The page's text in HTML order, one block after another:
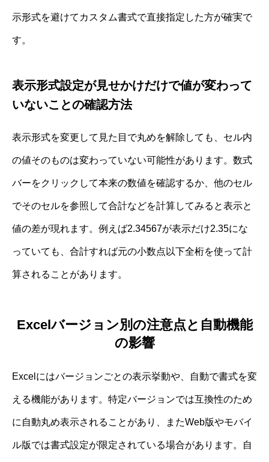
示形式を避けてカスタム書式で直接指定した方が確実で
す。
表示形式設定が見せかけだけで値が変わって
いないことの確認方法
表示形式を変更して見た目で丸めを解除しても、セル内
の値そのものは変わっていない可能性があります。数式
バーをクリックして本来の数値を確認するか、他のセル
でそのセルを参照して合計などを計算してみると表示と
値の差が現れます。例えば2.34567が表示だけ2.35にな
っていても、合計すれば元の小数点以下全桁を使って計
算されることがあります。
Excelバージョン別の注意点と自動機能
の影響
Excelにはバージョンごとの表示挙動や、自動で書式を変
える機能があります。特定バージョンでは互換性のため
に自動丸め表示されることがあり、またWeb版やモバイ
ル版では書式設定が限定されている場合があります。自